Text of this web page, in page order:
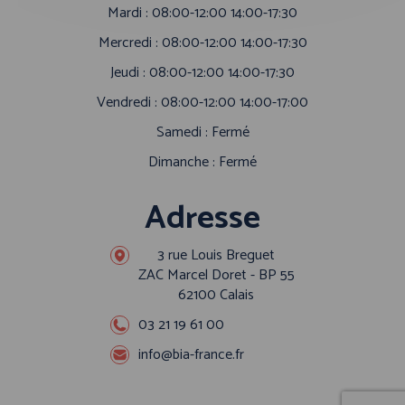
Mardi : 08:00-12:00 14:00-17:30
Mercredi : 08:00-12:00 14:00-17:30
Jeudi : 08:00-12:00 14:00-17:30
Vendredi : 08:00-12:00 14:00-17:00
Samedi : Fermé
Dimanche : Fermé
Adresse
3 rue Louis Breguet
ZAC Marcel Doret - BP 55
62100 Calais
03 21 19 61 00
info@bia-france.fr